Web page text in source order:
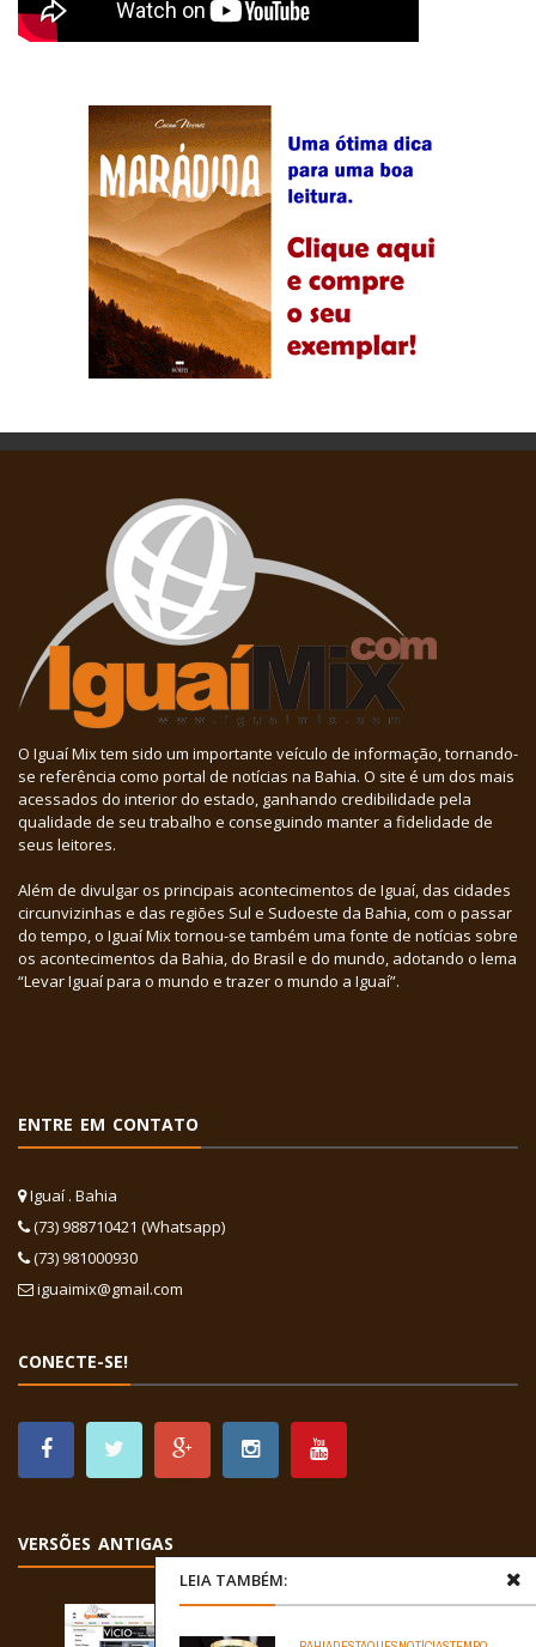
LEIA TAMBÉM:
O Iguaí Mix tem sido um importante veículo de informação, tornando-
se referência como portal de notícias na Bahia. O site é um dos mais
acessados do interior do estado, ganhando credibilidade pela
qualidade de seu trabalho e conseguindo manter a fidelidade de
seus leitores.
Além de divulgar os principais acontecimentos de Iguaí, das cidades
circunvizinhas e das regiões Sul e Sudoeste da Bahia, com o passar
do tempo, o Iguaí Mix tornou-se também uma fonte de notícias sobre
os acontecimentos da Bahia, do Brasil e do mundo, adotando o lema
“Levar Iguaí para o mundo e trazer o mundo a Iguaí”.
ENTRE EM CONTATO
Iguaí . Bahia
(73) 988710421 (Whatsapp)
(73) 981000930
iguaimix@gmail.com
CONECTE-SE!
VERSÕES ANTIGAS